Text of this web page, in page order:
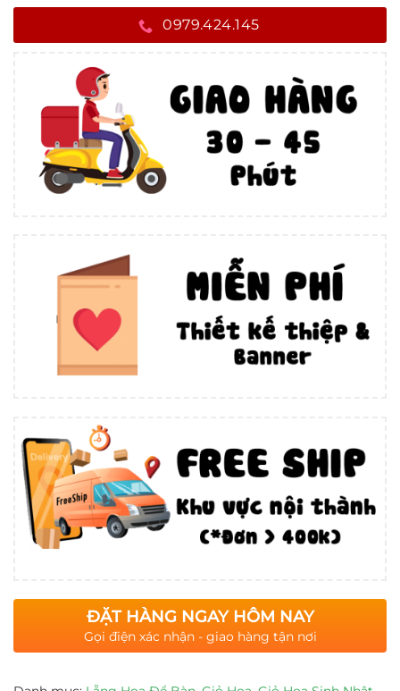
0979.424.145
ĐẶT HÀNG NGAY HÔM NAY
Gọi điện xác nhận - giao hàng tận nơi